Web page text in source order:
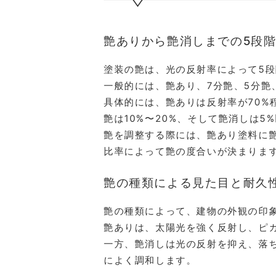
艶ありから艶消しまでの5段階
塗装の艶は、光の反射率によって5段
一般的には、艶あり、7分艶、5分艶
具体的には、艶ありは反射率が
艶は10%〜20%、そして艶消しは5%
艶を調整する際には、艶あり塗料に
比率によって艶の度合いが決まります
艶の種類による見た目と耐久
艶の種類によって、建物の外観の印
艶ありは、太陽光を強く反射し、ピ
一方、艶消しは光の反射を抑え、落
によく調和します。